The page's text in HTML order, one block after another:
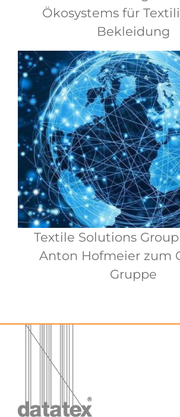
Ökosystems für
Bekleidung
Textile Solutions
Anton Hofmeier zum
Gruppe